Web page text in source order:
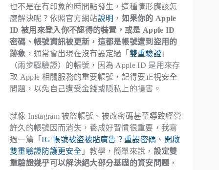
也不是在有印象的時間點發生，這種情形應該怎
麼解決呢？依照官方網站說明 ， 如果你的 Apple
ID 被用來登入你不認得的裝置，或是 Apple ID
密碼、帳號資訊被更新，這都是帳號遭到盜用的
跡象 ，通常會出現在沒有設定過「 雙重驗證 」
（兩步驟驗證）的帳號，因為 Apple ID 是用來存
取 Apple 相關服務的重要帳號，記得要正視安全
問題，以免自己遭受金錢或隱私上的損害。
就像 Instagram 被盜帳號、被改密碼甚至導致經營
許久的帳號因而消失，養成好習慣很重要，我寫
過一篇「IG 帳號被盜被貼廣告？重設密碼、開啟
雙重驗證防護更安全」教學，簡單來說， 設定雙
重驗證幾乎可以解決絕大部分基礎的資安問題 ，